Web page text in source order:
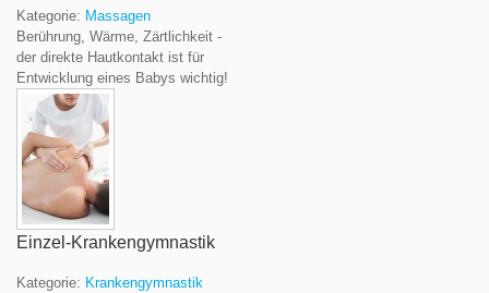
Kategorie: Massagen
Berührung, Wärme, Zärtlichkeit -
der direkte Hautkontakt ist für
Entwicklung eines Babys wichtig!
Einzel-Krankengymnastik
Kategorie: Krankengymnastik